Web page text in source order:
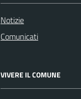
Notizie
Comunicati
VIVERE IL COMUNE